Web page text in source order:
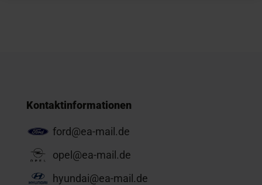
Kontaktinformationen
ford@ea-mail.de
opel@ea-mail.de
hyundai@ea-mail.de